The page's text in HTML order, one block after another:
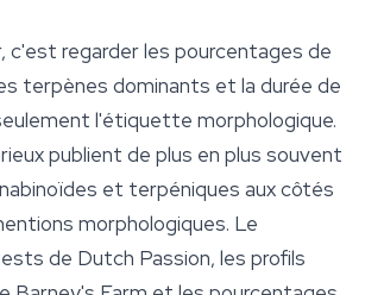
c'est regarder les pourcentages de
terpènes dominants et la durée de
l'étiquette morphologique.
publient de plus en plus souvent
et terpéniques aux côtés
morphologiques. Le
de Dutch Passion, les profils